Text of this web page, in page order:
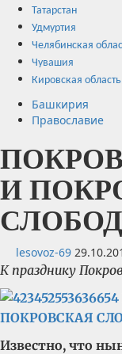
Татарстан
Удмуртия
Челябинская
Чувашия
Кировская область
Башкирия
Православие
И
lesovoz-69
К празднику
Известно, что